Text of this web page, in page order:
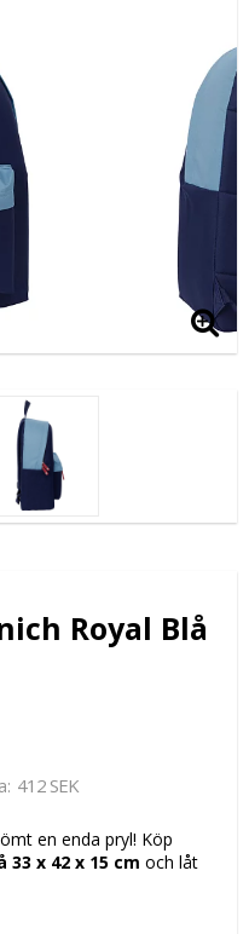
Royal Blå
412 SEK
en enda pryl! Köp
x 42 x 15 cm och låt